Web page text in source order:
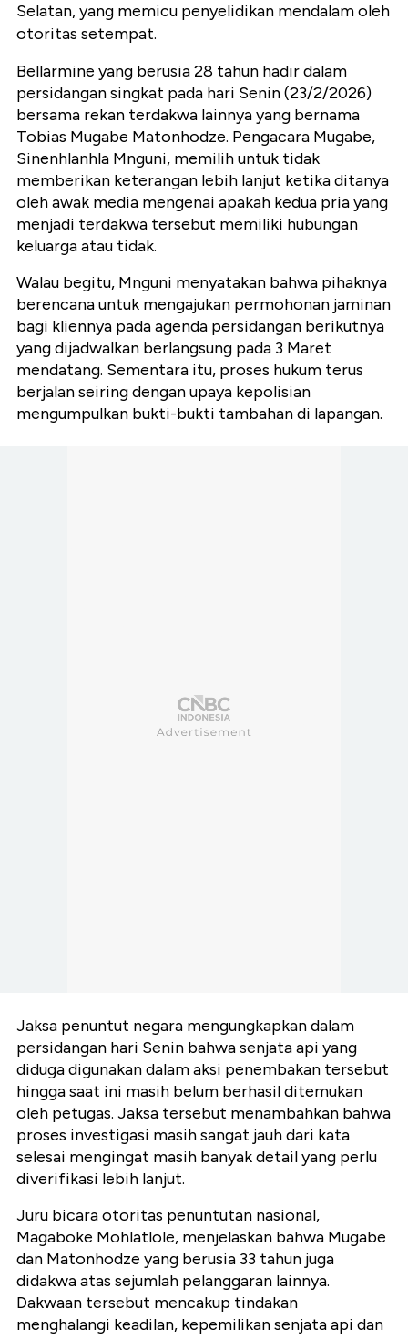
Selatan, yang memicu penyelidikan mendalam oleh
otoritas setempat.
Bellarmine yang berusia 28 tahun hadir dalam
persidangan singkat pada hari Senin (23/2/2026)
bersama rekan terdakwa lainnya yang bernama
Tobias Mugabe Matonhodze. Pengacara Mugabe,
Sinenhlanhla Mnguni, memilih untuk tidak
memberikan keterangan lebih lanjut ketika ditanya
oleh awak media mengenai apakah kedua pria yang
menjadi terdakwa tersebut memiliki hubungan
keluarga atau tidak.
Walau begitu, Mnguni menyatakan bahwa pihaknya
berencana untuk mengajukan permohonan jaminan
bagi kliennya pada agenda persidangan berikutnya
yang dijadwalkan berlangsung pada 3 Maret
mendatang. Sementara itu, proses hukum terus
berjalan seiring dengan upaya kepolisian
mengumpulkan bukti-bukti tambahan di lapangan.
Jaksa penuntut negara mengungkapkan dalam
persidangan hari Senin bahwa senjata api yang
diduga digunakan dalam aksi penembakan tersebut
hingga saat ini masih belum berhasil ditemukan
oleh petugas. Jaksa tersebut menambahkan bahwa
proses investigasi masih sangat jauh dari kata
selesai mengingat masih banyak detail yang perlu
diverifikasi lebih lanjut.
Juru bicara otoritas penuntutan nasional,
Magaboke Mohlatlole, menjelaskan bahwa Mugabe
dan Matonhodze yang berusia 33 tahun juga
didakwa atas sejumlah pelanggaran lainnya.
Dakwaan tersebut mencakup tindakan
menghalangi keadilan, kepemilikan senjata api dan